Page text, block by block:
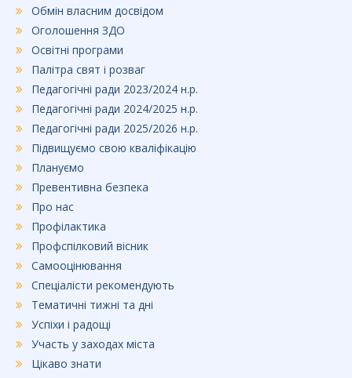
Обмін власним досвідом
Оголошення ЗДО
Освітні програми
Палітра свят і розваг
Педагогічні ради 2023/2024 н.р.
Педагогічні ради 2024/2025 н.р.
Педагогічні ради 2025/2026 н.р.
Підвищуємо свою кваліфікацію
Плануємо
Превентивна безпека
Про нас
Профілактика
Профспілковий вісник
Самооцінювання
Спеціалісти рекомендують
Тематичні тижні та дні
Успіхи і радощі
Участь у заходах міста
Цікаво знати